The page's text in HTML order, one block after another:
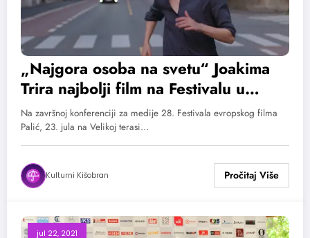
„Najgora osoba na svetu“ Joakima
Trira najbolji film na Festivalu u
Paliću
Na završnoj konferenciji za medije 28. Festivala evropskog filma
Palić, 23. jula na Velikoj terasi…
Kulturni Kišobran
jul 22, 2021